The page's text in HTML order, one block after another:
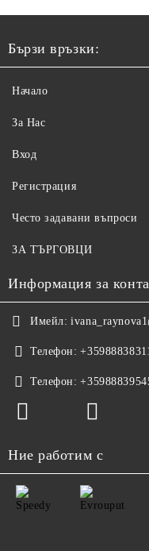
Бързи връзки:
Начало
За Нас
Вход
Регистрация
Често задавани въпроси
ЗА ТЪРГОВЦИ
Информация за
Имейл:
Телефон:
Телефон:
Ние работим с